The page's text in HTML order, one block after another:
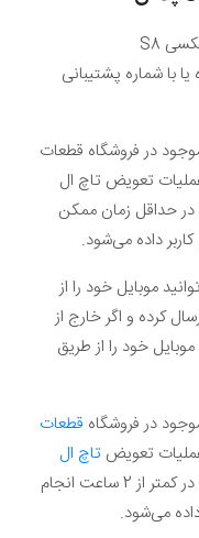
برای تعویض و یا خرید تاچ ال سی دی گلکسی S8
با شماره پشتیبانی
در فروشگاه قطعات
و عملیات تعویض تاچ ال
حداقل زمان ممکن
داده می‌شود.
موبایل خود را از
کرده و اگر خارج از
خود را از طریق
در فروشگاه قطعات
تاچ ال
در این شرکت در کمتر از 2 ساعت انجام
می‌شود.